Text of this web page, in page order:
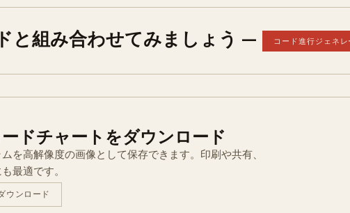
と組み合わせてみましょう — コード進行ジェネ
ドチャートをダウンロード
を高解像度の画像として保存できます。印刷や共有、
最適です。
ウンロード